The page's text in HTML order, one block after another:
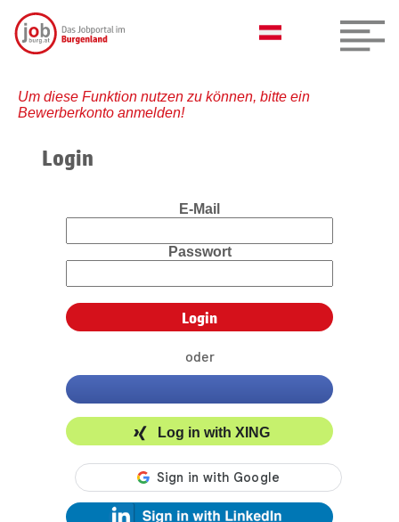
Um diese Funktion nutzen zu können, bitte ein
Bewerberkonto anmelden!
Login
E-Mail
Passwort
oder
Log in with XING